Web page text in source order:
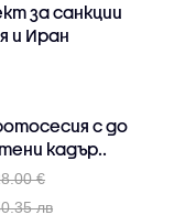
за санкции
и Иран
с до
кадър..
€
лв